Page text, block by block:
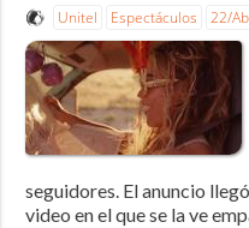
Unitel Espectáculos 22/
seguidores. El anuncio
video en el que se la ve